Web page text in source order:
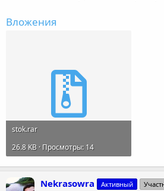
Вложения
stok.rar
26.8 KB · Просмотры: 14
Nekrasowra Активный